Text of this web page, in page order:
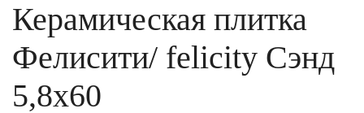
Керамическая плитка
Фелисити/ felicity Сэнд
5,8x60